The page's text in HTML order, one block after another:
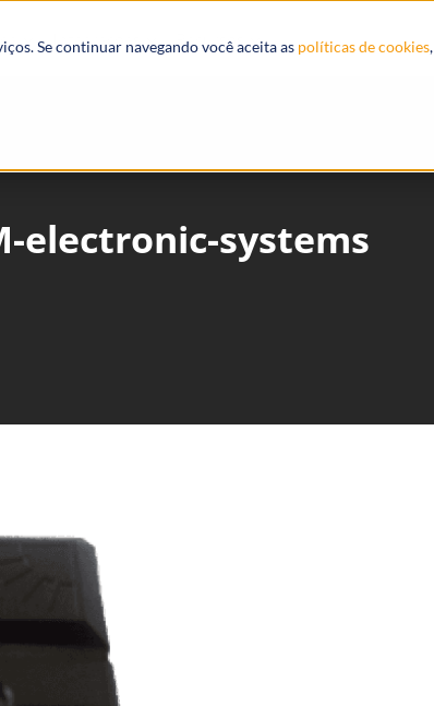
Se continuar navegando você aceita as políticas de cookies,
Integrações Recursos
electronic-systems